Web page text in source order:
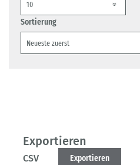
Sortierung
Exportieren
CSV Exportieren